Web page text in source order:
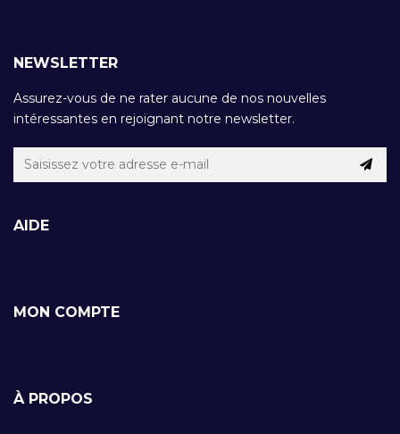
NEWSLETTER
Assurez-vous de ne rater aucune de nos nouvelles
intéressantes en rejoignant notre newsletter.
AIDE
MON COMPTE
À PROPOS